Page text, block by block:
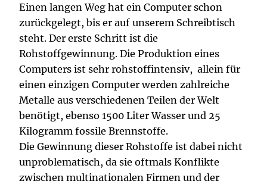
Einen langen Weg hat ein Computer schon
zurückgelegt, bis er auf unserem Schreibtisch
steht. Der erste Schritt ist die
Rohstoffgewinnung. Die Produktion eines
Computers ist sehr rohstoffintensiv, allein für
einen einzigen Computer werden zahlreiche
Metalle aus verschiedenen Teilen der Welt
benötigt, ebenso 1500 Liter Wasser und 25
Kilogramm fossile Brennstoffe.
Die Gewinnung dieser Rohstoffe ist dabei nicht
unproblematisch, da sie oftmals Konflikte
zwischen multinationalen Firmen und der